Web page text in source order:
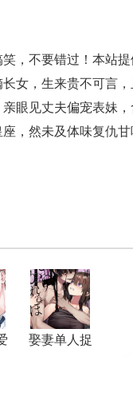
，不要错过！本站
女，生来贵不可言，
眼见丈夫偏宠表妹
，然未及体味复仇
娶妻单人捉